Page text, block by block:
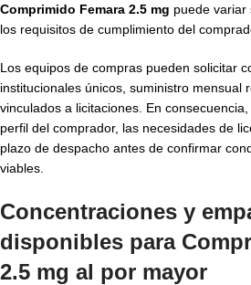
Comprimido Femara 2.5 mg puede variar
los requisitos de cumplimiento del
Los equipos de compras pueden solicitar
institucionales únicos, suministro mensual
vinculados a licitaciones. En
perfil del comprador, las necesidades de
plazo de despacho antes de confirmar
viables.
Concentraciones y
disponibles para
2.5 mg al por mayor